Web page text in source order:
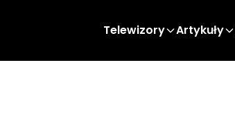
Telewizory Artykuły